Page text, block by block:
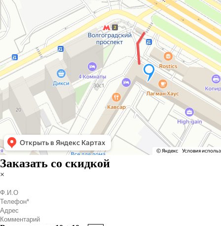
Заказать со скидкой
×